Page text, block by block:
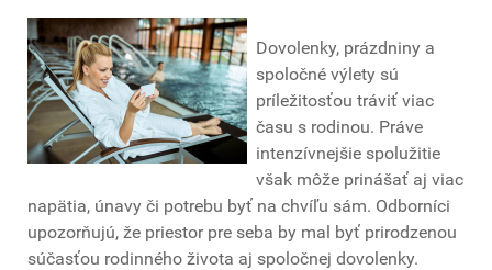
Dovolenky, prázdniny a
spoločné výlety sú
príležitosťou tráviť viac
času s rodinou. Práve
intenzívnejšie spolužitie
však môže prinášať aj viac
napätia, únavy či potrebu byť na chvíľu sám. Odborníci
upozorňujú, že priestor pre seba by mal byť prirodzenou
súčasťou rodinného života aj spoločnej dovolenky.